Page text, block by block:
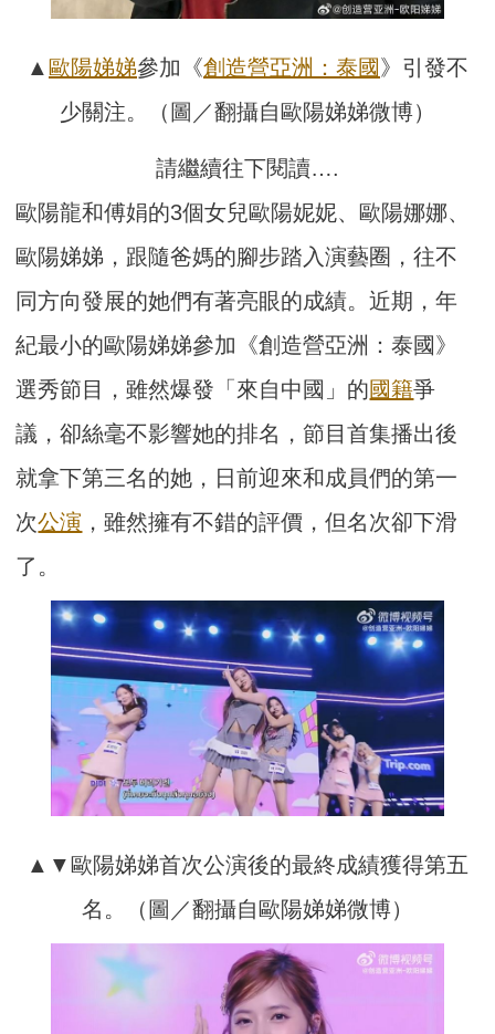
▲ 歐陽娣娣參加《創造營亞洲：泰國》引發不
少關注。（圖／翻攝自歐陽娣娣微博）
請繼續往下閱讀….
歐陽龍和傅娟的3個女兒歐陽妮妮、歐陽娜娜、
歐陽娣娣，跟隨爸媽的腳步踏入演藝圈，往不
同方向發展的她們有著亮眼的成績。近期，年
紀最小的歐陽娣娣參加《創造營亞洲：泰國》
選秀節目，雖然爆發「來自中國」的國籍爭
議，卻絲毫不影響她的排名，節目首集播出後
就拿下第三名的她，日前迎來和成員們的第一
次公演 ，雖然擁有不錯的評價，但名次卻下滑
了。
▲▼歐陽娣娣首次公演後的最終成績獲得第五
名。（圖／翻攝自歐陽娣娣微博）